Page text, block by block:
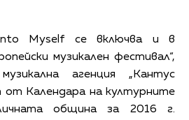
Myself се включва и в
музикален фестивал“,
агенция „Кантус
от Календара на културните
община за 2016 г.